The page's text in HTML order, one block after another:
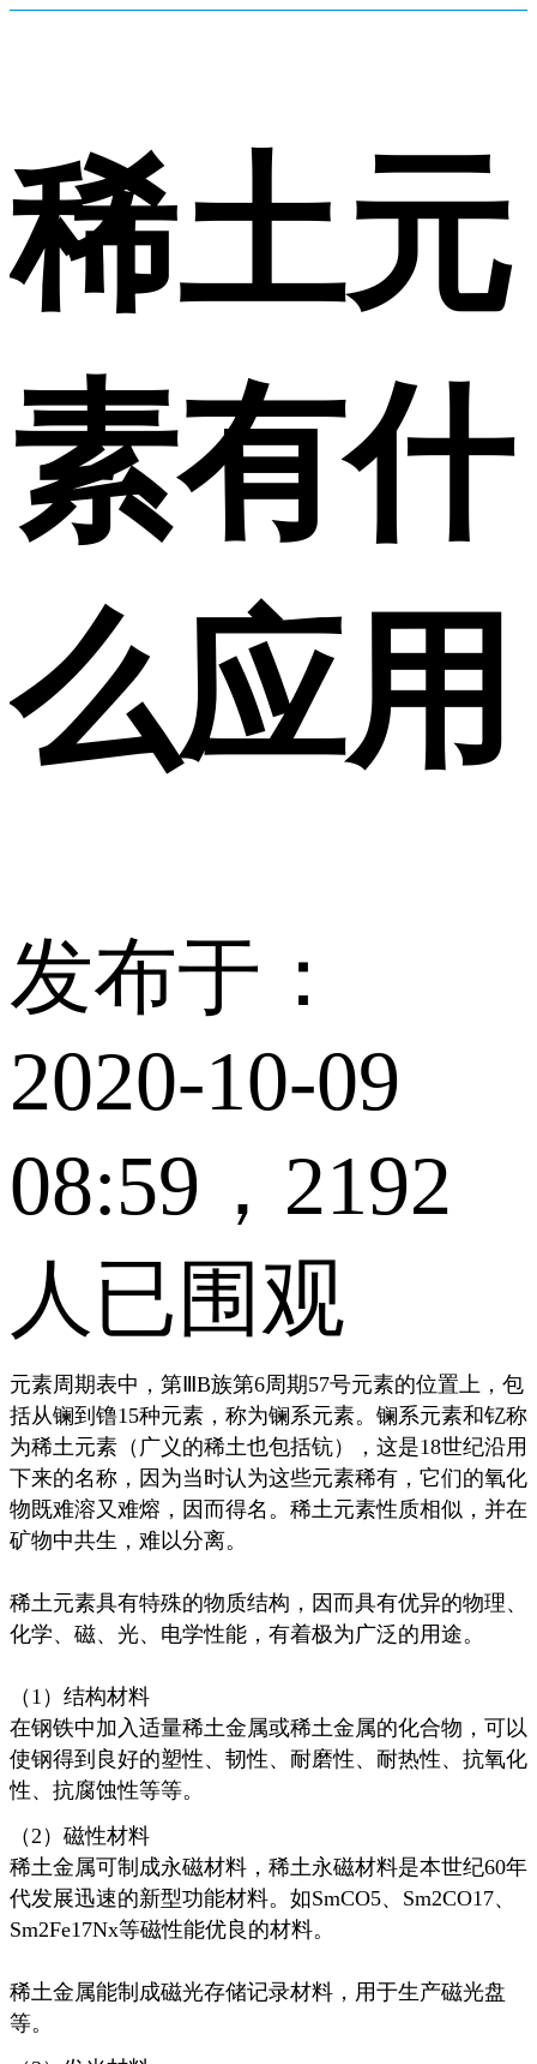
稀土元
素有什
么应用
发布于：
2020-10-09
08:59，2192
人已围观
元素周期表中，第ⅢB族第6周期57号元素的位置上，包
括从镧到镥15种元素，称为镧系元素。镧系元素和钇称
为稀土元素（广义的稀土也包括钪），这是18世纪沿用
下来的名称，因为当时认为这些元素稀有，它们的氧化
物既难溶又难熔，因而得名。稀土元素性质相似，并在
矿物中共生，难以分离。
稀土元素具有特殊的物质结构，因而具有优异的物理、
化学、磁、光、电学性能，有着极为广泛的用途。
（1）结构材料
在钢铁中加入适量稀土金属或稀土金属的化合物，可以
使钢得到良好的塑性、韧性、耐磨性、耐热性、抗氧化
性、抗腐蚀性等等。
（2）磁性材料
稀土金属可制成永磁材料，稀土永磁材料是本世纪60年
代发展迅速的新型功能材料。如SmCO5、Sm2CO17、
Sm2Fe17Nx等磁性能优良的材料。
稀土金属能制成磁光存储记录材料，用于生产磁光盘
等。